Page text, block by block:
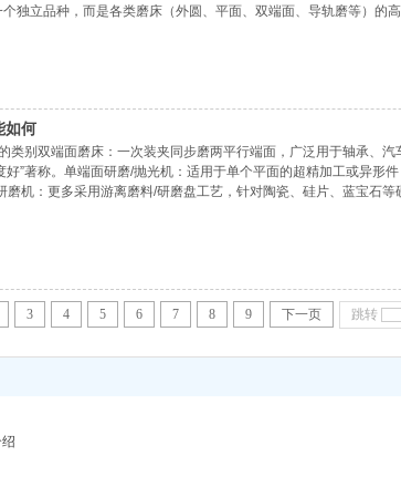
个独立品种，而是各类磨床（外圆、平面、双端面、导轨磨等）的
如何
类别双端面磨床：一次装夹同步磨两平行端面，广泛用于轴承、汽
好”著称。单端面研磨/抛光机：适用于单个平面的超精加工或异形
磨机：更多采用游离磨料/研磨盘工艺，针对陶瓷、硅片、蓝宝石
3 4 5 6 7 8 9 下一页 跳转